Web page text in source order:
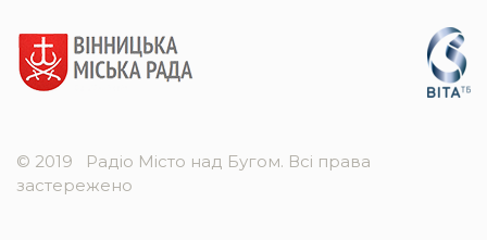
© 2019
Радіо Місто над Бугом. Всі права
застережено